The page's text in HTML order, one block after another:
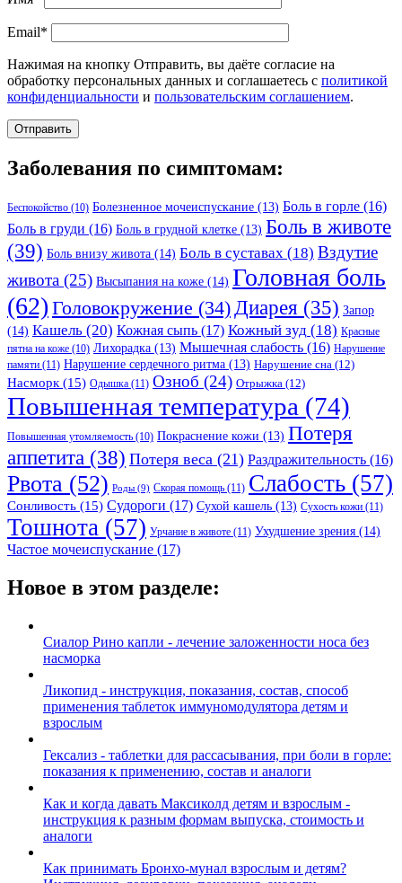
Email*
Нажимая на кнопку Отправить, вы даёте согласие на
обработку персональных данных и соглашаетесь с политикой
конфиденциальности и пользовательским соглашением.
Заболевания по симптомам:
Беспокойство (10) Болезненное мочеиспускание (13) Боль в горле (16)
Боль в груди (16) Боль в грудной клетке (13) Боль в животе
(39) Боль внизу живота (14) Боль в суставах (18) Вздутие
живота (25) Высыпания на коже (14) Головная боль
(62) Головокружение (34) Диарея (35) Запор
(14) Кашель (20) Кожная сыпь (17) Кожный зуд (18) Красные
пятна на коже (10) Лихорадка (13) Мышечная слабость (16) Нарушение
памяти (11) Нарушение сердечного ритма (13) Нарушение сна (12)
Насморк (15) Одышка (11) Озноб (24) Отрыжка (12)
Повышенная температура (74)
Повышенная утомляемость (10) Покраснение кожи (13) Потеря
аппетита (38) Потеря веса (21) Раздражительность (16)
Рвота (52) Роды (9) Скорая помощь (11) Слабость (57)
Сонливость (15) Судороги (17) Сухой кашель (13) Сухость кожи (11)
Тошнота (57) Урчание в животе (11) Ухудшение зрения (14)
Частое мочеиспускание (17)
Новое в этом разделе:
Сиалор Рино капли - лечение заложенности носа без
насморка
Ликопид - инструкция, показания, состав, способ
применения таблеток иммуномодулятора детям и
взрослым
Гексализ - таблетки для рассасывания, при боли в горле:
показания к применению, состав и аналоги
Как и когда давать Максиколд детям и взрослым -
инструкция к разным формам выпуска, стоимость и
аналоги
Как принимать Бронхо-мунал взрослым и детям?